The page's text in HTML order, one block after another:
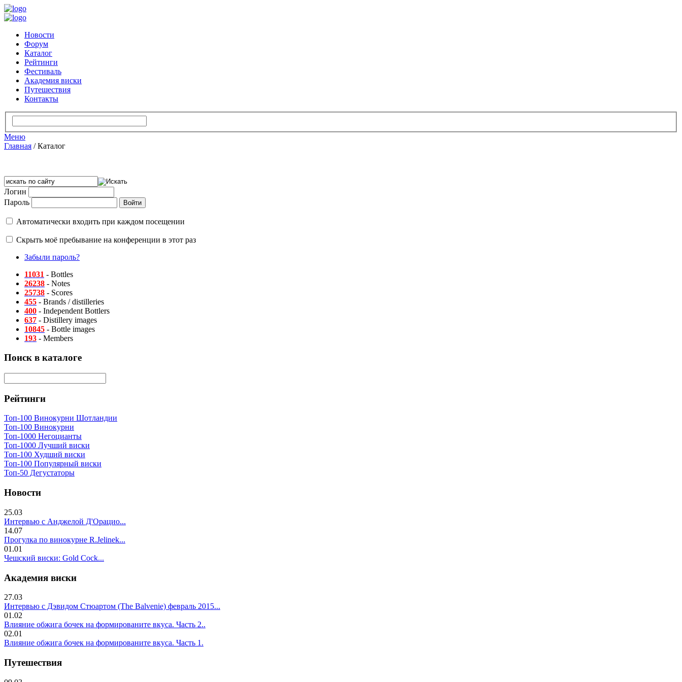
Новости
Форум
Каталог
Рейтинги
Фестиваль
Академия виски
Путешествия
Контакты
Меню
Главная /Каталог
Логин
Пароль
Автоматически входить при каждом посещении
Скрыть моё пребывание на конференции в этот раз
Забыли пароль?
11031 - Bottles
26238 - Notes
25738 - Scores
455 - Brands / distilleries
400 - Independent Bottlers
637 - Distillery images
10845 - Bottle images
193 - Members
Поиск в каталоге
Рейтинги
Топ-100 Винокурни Шотландии
Топ-100 Винокурни
Топ-1000 Негоцианты
Топ-1000 Лучший виски
Топ-100 Худший виски
Топ-100 Популярный виски
Топ-50 Дегустаторы
Новости
25.03
Интервью с Анджелой Д'Орацио...
14.07
Прогулка по винокурне R.Jelinek...
01.01
Чешский виски: Gold Cock...
Академия виски
27.03
Интервью с Дэвидом Стюартом (The Balvenie) февраль 2015...
01.02
Влияние обжига бочек на формированите вкуса. Часть 2..
02.01
Влияние обжига бочек на формированите вкуса. Часть 1.
Путешествия